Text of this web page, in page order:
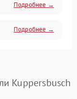
Подробнее →
Подробнее →
Kuppersbusch